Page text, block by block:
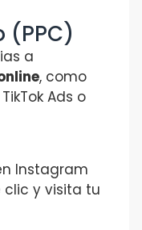
(PPC)
a
, como
Ads o
Instagram
clic y visita tu